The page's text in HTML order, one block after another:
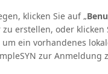
klicken Sie auf „
erstellen, oder klicken
um ein vorhandenes
zur Anmeldung